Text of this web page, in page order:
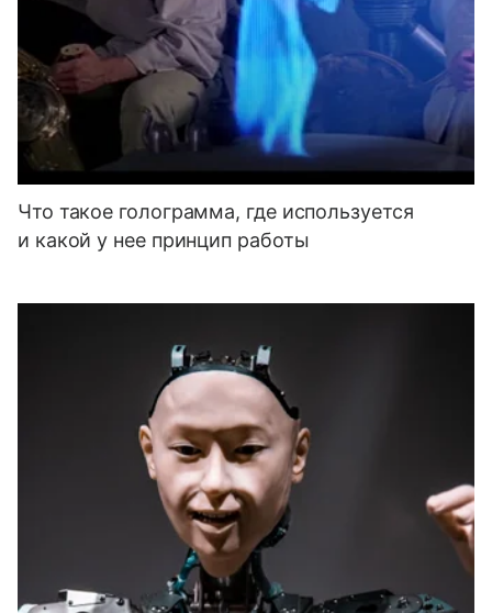
Что такое голограмма, где используется
и какой у нее принцип работы